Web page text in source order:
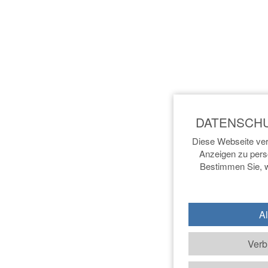
Diese Webseite
Anzeigen zu
Bestimmen Sie,